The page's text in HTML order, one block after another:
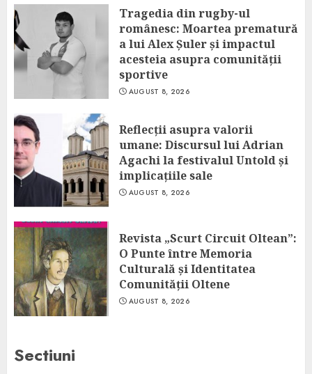
Tragedia din rugby-ul
românesc: Moartea prematură
a lui Alex Șuler și impactul
acesteia asupra comunității
sportive
AUGUST 8, 2026
Reflecții asupra valorii
umane: Discursul lui Adrian
Agachi la festivalul Untold și
implicațiile sale
AUGUST 8, 2026
Revista „Scurt Circuit Oltean”:
O Punte între Memoria
Culturală și Identitatea
Comunității Oltene
AUGUST 8, 2026
Sectiuni